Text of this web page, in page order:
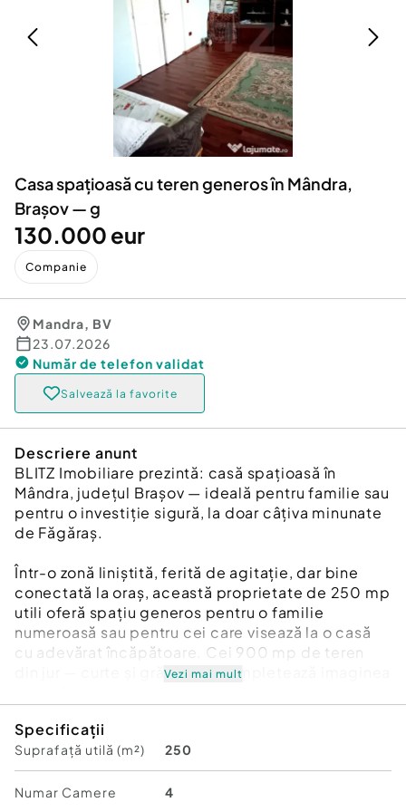
Servicii
Animale de companie
Afaceri și echipamente profesionale
Inchiriere Bunuri si Vehicule
Utilaje agricole si industriale
Piese auto si accesorii
Casa spațioasă cu teren generos în Mândra,
Brașov — g
130.000 eur
Companie
Mandra, BV
23.07.2026
Număr de telefon validat
Salvează la favorite
Descriere anunt
BLITZ Imobiliare prezintă: casă spațioasă în
Mândra, județul Brașov — ideală pentru familie sau
pentru o investiție sigură, la doar câțiva minunate
de Făgăraș.
Într-o zonă liniștită, ferită de agitație, dar bine
conectată la oraș, această proprietate de 250 mp
utili oferă spațiu generos pentru o familie
numeroasă sau pentru cei care visează la o casă
cu adevărat încăpătoare. Cei 900 mp de teren
din jur — curte și grădină — completează imaginea
proprii.
Casa are 4 camere spațioase, baie și bucătărie,
toate gândite pentru un confort real.
Vine complet mobilată și utilată, pregătită pentru
Vezi mai mult
Specificații
Suprafață utilă (m²) 250
Numar Camere 4